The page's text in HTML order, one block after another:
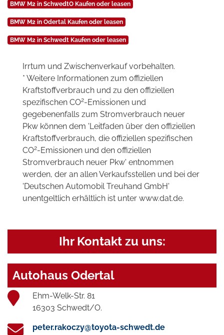
BMW M2 in SchwedtO Kaufen oder leasen
BMW M2 in Odertal Kaufen oder leasen
BMW M2 in Schwedt Kaufen oder leasen
Irrtum und Zwischenverkauf vorbehalten.
* Weitere Informationen zum offiziellen
Kraftstoffverbrauch und zu den offiziellen
spezifischen CO2-Emissionen und
gegebenenfalls zum Stromverbrauch neuer
Pkw können dem 'Leitfaden über den offiziellen
Kraftstoffverbrauch, die offiziellen spezifischen
CO2-Emissionen und den offiziellen
Stromverbrauch neuer Pkw' entnommen
werden, der an allen Verkaufsstellen und bei der
'Deutschen Automobil Treuhand GmbH'
unentgeltlich erhältlich ist unter www.dat.de.
Ihr Kontakt zu uns:
Autohaus Odertal
Ehm-Welk-Str. 81
16303 Schwedt/O.
peter.rakoczy@toyota-schwedt.de